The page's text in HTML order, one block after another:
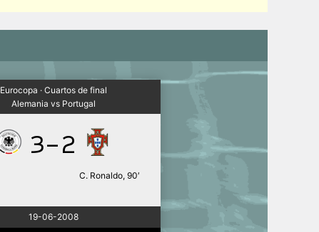
Eurocopa · Cuartos de final
Alemania vs Portugal
3-2
C. Ronaldo, 90′
19-06-2008